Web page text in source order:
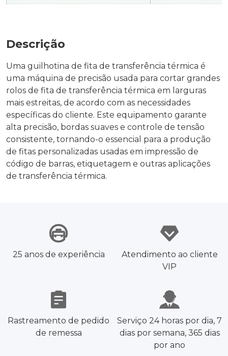
Descrição
Uma guilhotina de fita de transferência térmica é
uma máquina de precisão usada para cortar grandes
rolos de fita de transferência térmica em larguras
mais estreitas, de acordo com as necessidades
específicas do cliente. Este equipamento garante
alta precisão, bordas suaves e controle de tensão
consistente, tornando-o essencial para a produção
de fitas personalizadas usadas em impressão de
código de barras, etiquetagem e outras aplicações
de transferência térmica.
25 anos de experiência
Atendimento ao cliente
VIP
Rastreamento de pedido
de remessa
Serviço 24 horas por dia, 7
dias por semana, 365 dias
por ano